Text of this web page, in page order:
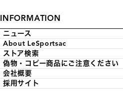
INFORMATION
ニュース
About LeSportsac
ストア検索
偽物・コピー商品にご注意ください
会社概要
採用サイト